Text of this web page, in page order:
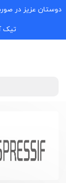
دوستان عزیز در
تیک